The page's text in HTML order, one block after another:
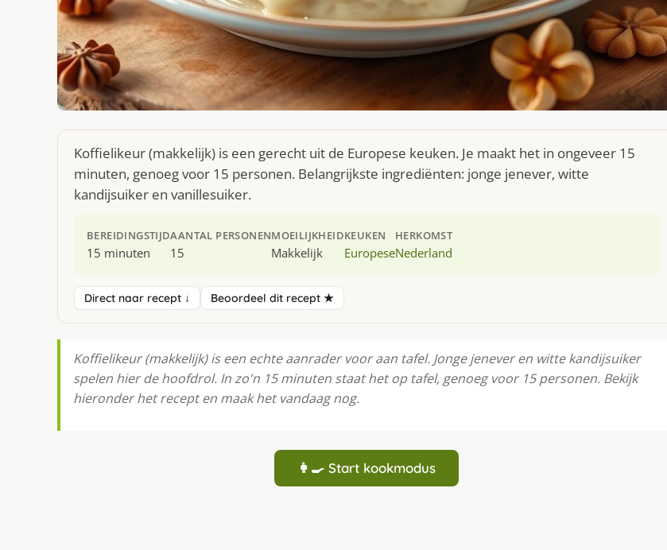
Koffielikeur (makkelijk) is een gerecht uit de Europese keuken. Je maakt het in ongeveer 15
minuten, genoeg voor 15 personen. Belangrijkste ingrediënten: jonge jenever, witte
kandijsuiker en vanillesuiker.
BEREIDINGSTIJD
15 minuten
AANTAL PERSONEN
15
MOEILIJKHEID
Makkelijk
KEUKEN
Europese
HERKOMST
Nederland
Direct naar recept ↓ Beoordeel dit recept ★
Koffielikeur (makkelijk) is een echte aanrader voor aan tafel. Jonge jenever en witte kandijsuiker
spelen hier de hoofdrol. In zo'n 15 minuten staat het op tafel, genoeg voor 15 personen. Bekijk
hieronder het recept en maak het vandaag nog.
👩‍🍳 Start kookmodus